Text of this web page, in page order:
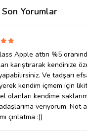
Son Yorumlar
Apple attın %5
karıştırarak kendinize
Ve tadşarı
kendim içmem için
olanları kendime
veriyorum. Not
çınlatma :))